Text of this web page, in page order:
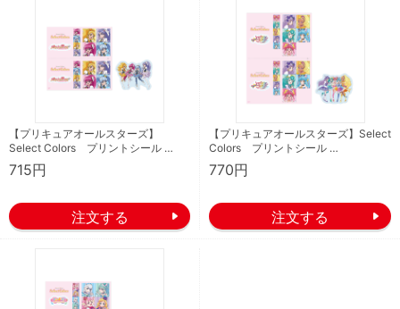
【プリキュアオールスターズ】
Select Colors プリントシール …
715円
【プリキュアオールスターズ】Select
Colors プリントシール …
770円